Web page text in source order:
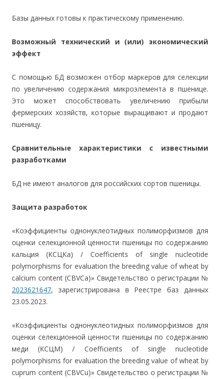
Базы данных готовы к практическому применению.
Возможный технический и (или) экономический
эффект
С помощью БД возможен отбор маркеров для селекции
по увеличению содержания микроэлемента в пшенице.
Это может способствовать увеличению прибыли
фермерских хозяйств, которые выращивают и продают
пшеницу.
Сравнительные характеристики с известными
разработками
БД не имеют аналогов для российских сортов пшеницы.
Защита разработок
«Коэффициенты однонуклеотидных полиморфизмов для
оценки селекционной ценности пшеницы по содержанию
кальция (КСЦКа) / Сoefficients of single nucleotide
polymorphisms for evaluation the breeding value of wheat by
calcium content (СBVCa)» Свидетельство о регистрации №
2023621647, зарегистрирована в Реестре баз данных
23.05.2023.
«Коэффициенты однонуклеотидных полиморфизмов для
оценки селекционной ценности пшеницы по содержанию
меди (КСЦМ) / Сoefficients of single nucleotide
polymorphisms for evaluation the breeding value of wheat by
cuprum content (СBVCu)» Свидетельство о регистрации №